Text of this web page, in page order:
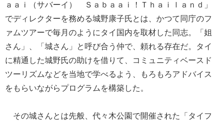
ａａｉ（サバーイ） Ｓａｂａａｉ！Ｔｈａｉｌａｎｄ」
でディレクターを務める城野康子氏とは、かつて同庁のフ
ァムツアーで毎月のようにタイ国内を取材した同志。「姐
さん」、「城さん」と呼び合う仲で、頼れる存在だ。タイ
に精通した城野氏の助けを借りて、コミュニティベースド
ツーリズムなどを当地で学べるよう、もろもろアドバイス
をもらいながらプログラムを構築した。
その城さんとは先般、代々木公園で開催された「タイフ